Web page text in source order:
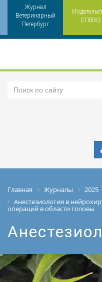
Журнал
Ветеринарный
Петербург
СПбВО
Главная Журналы
2025
Анестезиология в
операций в области головы